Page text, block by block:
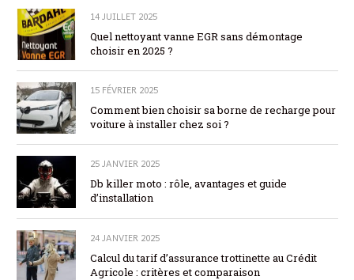
14 JUILLET 2025
Quel nettoyant vanne EGR sans démontage
choisir en 2025 ?
15 FÉVRIER 2025
Comment bien choisir sa borne de recharge pour
voiture à installer chez soi ?
25 JANVIER 2025
Db killer moto : rôle, avantages et guide
d’installation
24 JANVIER 2025
Calcul du tarif d’assurance trottinette au Crédit
Agricole : critères et comparaison